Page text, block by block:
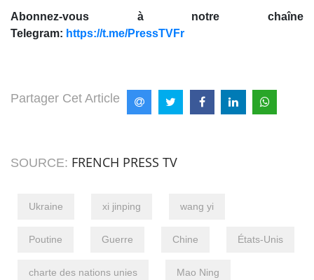
Abonnez-vous à notre chaîne
Telegram: https://t.me/PressTVFr
Partager Cet Article
SOURCE: FRENCH PRESS TV
Ukraine xi jinping wang yi
Poutine Guerre Chine États-Unis
charte des nations unies Mao Ning